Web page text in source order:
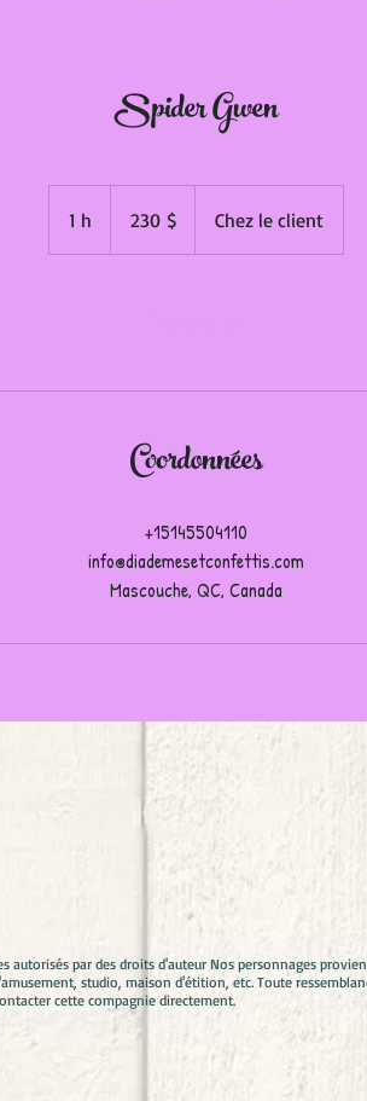
Spider Gwen
1 h 230 $ Chez le client
Coordonnées
+15145504110
info@diademesetconfettis.com
Mascouche, QC, Canada
autorisés par des droits d'auteur Nos personnages
studio, maison d'étition, etc. Toute
cette compagnie directement.